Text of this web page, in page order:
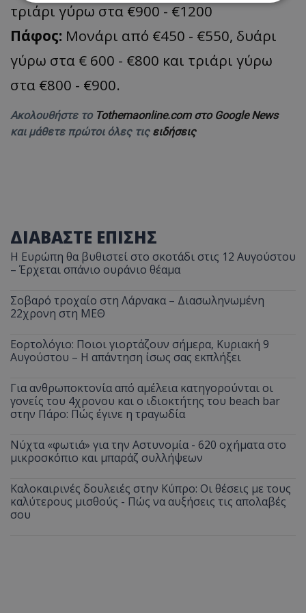
τριάρι γύρω στα €900 - €1200
Πάφος: Μονάρι από €450 - €550, δυάρι
γύρω στα € 600 - €800 και τριάρι γύρω
στα €800 - €900.
Ακολουθήστε το Tothemaonline.com στο Google News
και μάθετε πρώτοι όλες τις ειδήσεις
ΔΙΑΒΑΣΤΕ ΕΠΙΣΗΣ
Η Ευρώπη θα βυθιστεί στο σκοτάδι στις 12 Αυγούστου
– Έρχεται σπάνιο ουράνιο θέαμα
Σοβαρό τροχαίο στη Λάρνακα – Διασωληνωμένη
22χρονη στη ΜΕΘ
Εορτολόγιο: Ποιοι γιορτάζουν σήμερα, Κυριακή 9
Αυγούστου – Η απάντηση ίσως σας εκπλήξει
Για ανθρωποκτονία από αμέλεια κατηγορούνται οι
γονείς του 4χρονου και ο ιδιοκτήτης του beach bar
στην Πάρο: Πώς έγινε η τραγωδία
Νύχτα «φωτιά» για την Αστυνομία - 620 οχήματα στο
μικροσκόπιο και μπαράζ συλλήψεων
Καλοκαιρινές δουλειές στην Κύπρο: Οι θέσεις με τους
καλύτερους μισθούς - Πώς να αυξήσεις τις απολαβές
σου
Απολύτως απαραίτητα
Απόδοσης
Μη ταξινομημένα
σύνδεση χρήστη και τη διαχείριση λογαριασμού.
Ο ιστότοπος δεν μπορεί να χρησιμοποιηθεί σωστά
χωρίς τα απολύτως απαραίτητα cookies.
ASP.NET_SessionId